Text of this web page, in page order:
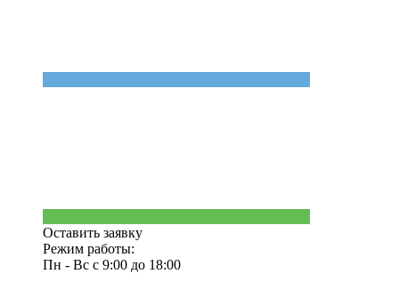
Оставить заявку
Режим работы:
Пн - Вс с 9:00 до 18:00